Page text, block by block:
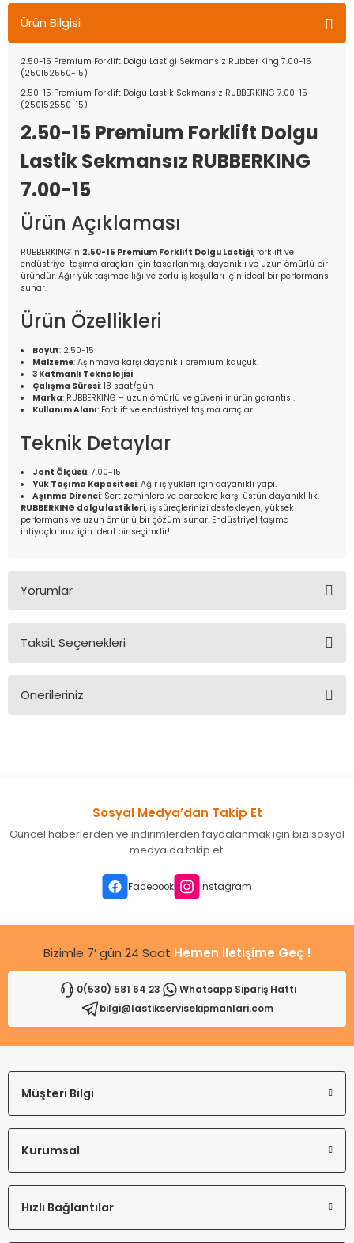
adresinize teslim edilir.
Ürün Bilgisi
2.50-15 Premium Forklift Dolgu Lastiği Sekmansız Rubber King 7.00-15
(250152550-15)
2.50-15 Premium Forklift Dolgu Lastik Sekmansiz RUBBERKING 7.00-15
(250152550-15)
2.50-15 Premium Forklift Dolgu
Lastik Sekmansız RUBBERKING
7.00-15
Ürün Açıklaması
RUBBERKING’in 2.50-15 Premium Forklift Dolgu Lastiği, forklift ve
endüstriyel taşıma araçları için tasarlanmış, dayanıklı ve uzun ömürlü bir
üründür. Ağır yük taşımacılığı ve zorlu iş koşulları için ideal bir performans
sunar.
Ürün Özellikleri
Boyut: 2.50-15
Malzeme: Aşınmaya karşı dayanıklı premium kauçuk.
3 Katmanlı Teknolojisi
Çalışma Süresi: 18 saat/gün
Marka: RUBBERKING – uzun ömürlü ve güvenilir ürün garantisi.
Kullanım Alanı: Forklift ve endüstriyel taşıma araçları.
Teknik Detaylar
Jant Ölçüsü: 7.00-15
Yük Taşıma Kapasitesi: Ağır iş yükleri için dayanıklı yapı.
Aşınma Direnci: Sert zeminlere ve darbelere karşı üstün dayanıklılık.
RUBBERKING dolgu lastikleri, iş süreçlerinizi destekleyen, yüksek
performans ve uzun ömürlü bir çözüm sunar. Endüstriyel taşıma
ihtiyaçlarınız için ideal bir seçimdir!
Yorumlar
Taksit Seçenekleri
Önerileriniz
Ürün resmi kalitesiz, bozuk veya görüntülenemiyor.
Ürün açıklamasında eksik bilgiler bulunuyor.
Ürün fiyatı diğer sitelerden daha pahalı.
Gönder
Sosyal Medya’dan Takip Et
Güncel haberlerden ve indirimlerden faydalanmak için bizi sosyal
medya da takip et.
Facebook Instagram
Bizimle 7’ gün 24 Saat Hemen İletişime Geç !
0(530) 581 64 23
Whatsapp Sipariş Hattı
bilgi@lastikservisekipmanlari.com
Müşteri Bilgi
Kurumsal
Hızlı Bağlantılar